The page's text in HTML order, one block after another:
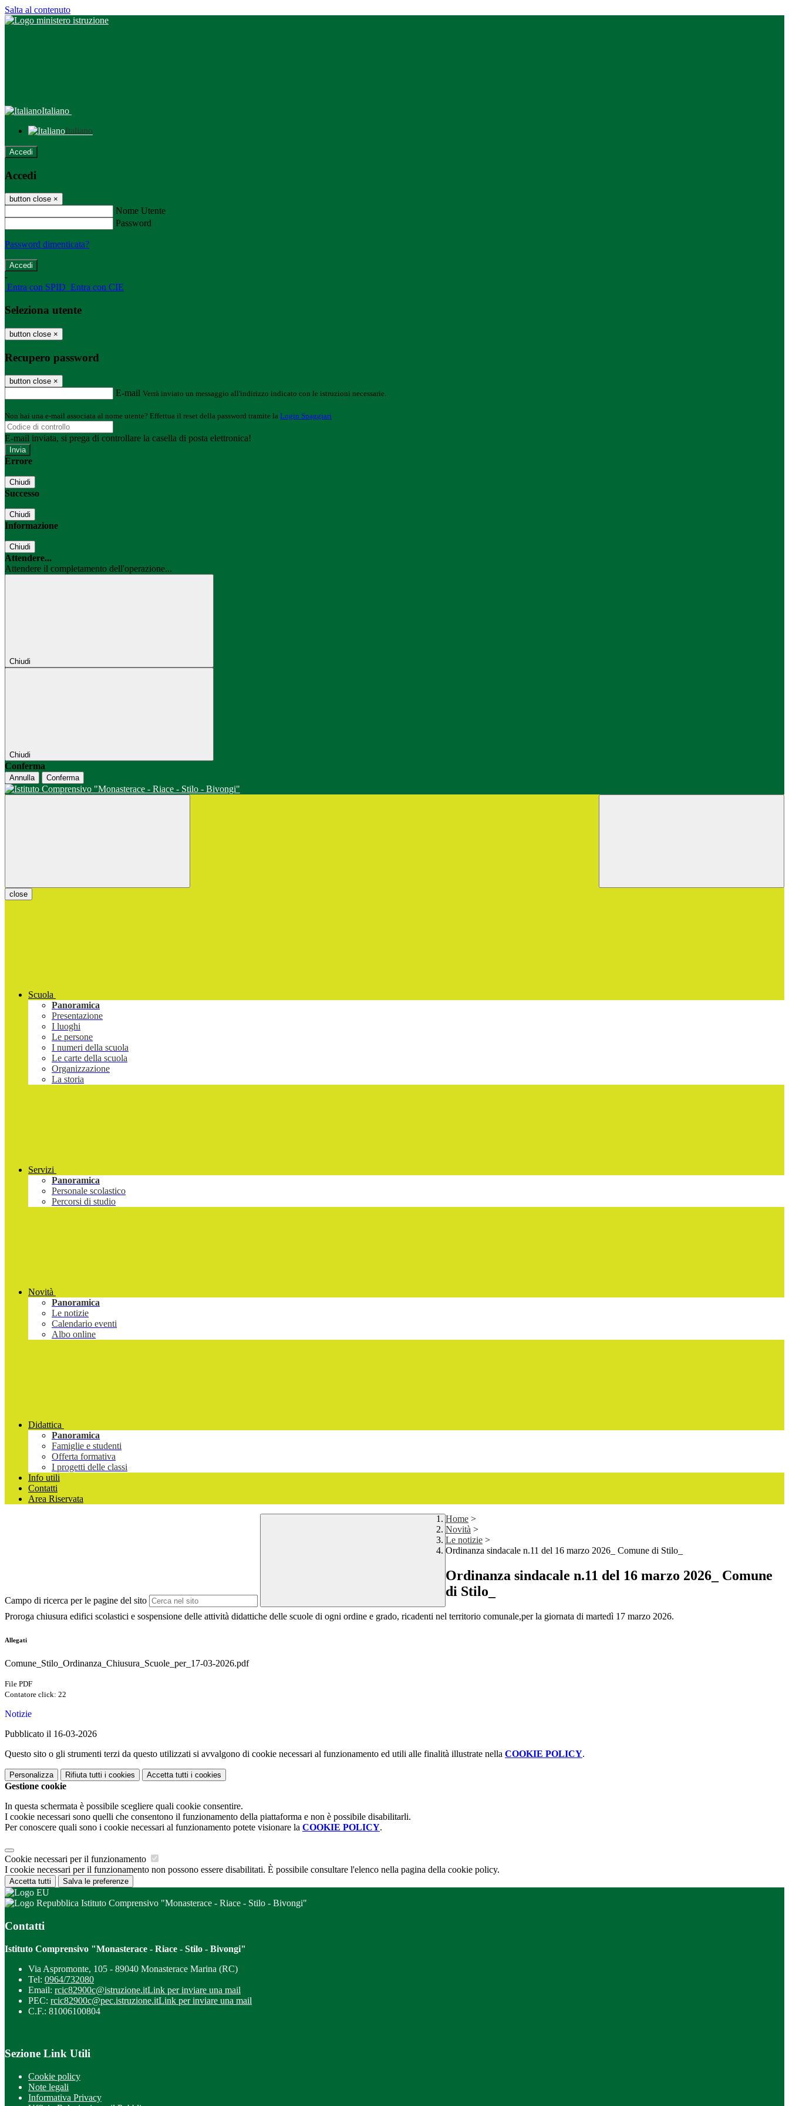
Salta al contenuto
Italiano
Italiano
Accedi
Accedi
button close ×
Nome Utente
Password
Password dimenticata?
-
Entra con SPID Entra con CIE
Seleziona utente
button close ×
Recupero password
button close ×
E-mail Verrà inviato un messaggio all'indirizzo indicato con le istruzioni necessarie.
Non hai una e-mail associata al nome utente? Effettua il reset della password tramite la Login Spaggiari
E-mail inviata, si prega di controllare la casella di posta elettronica!
Errore
Chiudi
Successo
Chiudi
Informazione
Chiudi
Attendere...
Attendere il completamento dell'operazione...
Chiudi
Chiudi
Conferma
Annulla Conferma
close
Scuola
Panoramica
Presentazione
I luoghi
Le persone
I numeri della scuola
Le carte della scuola
Organizzazione
La storia
Servizi
Panoramica
Personale scolastico
Percorsi di studio
Novità
Panoramica
Le notizie
Calendario eventi
Albo online
Didattica
Panoramica
Famiglie e studenti
Offerta formativa
I progetti delle classi
Info utili
Contatti
Area Riservata
Campo di ricerca per le pagine del sito
Home >
Novità >
Le notizie >
Ordinanza sindacale n.11 del 16 marzo 2026_ Comune di Stilo_
Ordinanza sindacale n.11 del 16 marzo 2026_ Comune
di Stilo_
Proroga chiusura edifici scolastici e sospensione delle attività didattiche delle scuole di ogni ordine e grado, ricadenti nel territorio comunale,per la giornata di martedì 17 marzo 2026.
Allegati
Comune_Stilo_Ordinanza_Chiusura_Scuole_per_17-03-2026.pdf
File PDF
Contatore click: 22
Notizie
Pubblicato il 16-03-2026
Questo sito o gli strumenti terzi da questo utilizzati si avvalgono di cookie necessari al funzionamento ed utili alle finalità illustrate nella COOKIE POLICY.
Personalizza Rifiuta tutti i cookies Accetta tutti i cookies
Gestione cookie
In questa schermata è possibile scegliere quali cookie consentire.
I cookie necessari sono quelli che consentono il funzionamento della piattaforma e non è possibile disabilitarli.
Per conoscere quali sono i cookie necessari al funzionamento potete visionare la COOKIE POLICY.
Cookie necessari per il funzionamento
I cookie necessari per il funzionamento non possono essere disabilitati. È possibile consultare l'elenco nella pagina della cookie policy.
Accetta tutti Salva le preferenze
Istituto Comprensivo "Monasterace - Riace - Stilo - Bivongi"
Contatti
Istituto Comprensivo "Monasterace - Riace - Stilo - Bivongi"
Via Aspromonte, 105 - 89040 Monasterace Marina (RC)
Tel: 0964/732080
Email: rcic82900c@istruzione.itLink per inviare una mail
PEC: rcic82900c@pec.istruzione.itLink per inviare una mail
C.F.: 81006100804
Sezione Link Utili
Cookie policy
Note legali
Informativa Privacy